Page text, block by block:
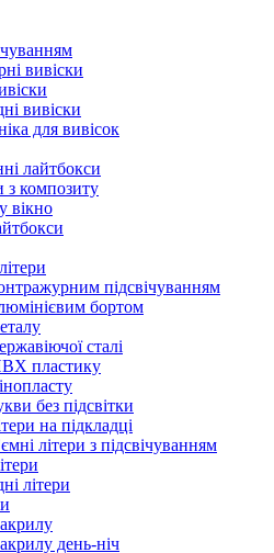
вивіски
вивіски
для вивісок
лайтбокси
з композиту
вікно
підсвічуванням
бортом
сталі
пластику
без підсвітки
на підкладці
літери з підсвічуванням
літери
день-ніч